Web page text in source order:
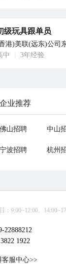
级玩具跟单员
港)美联(远东)公司
中
3年经验
企业推荐
佛山招聘 中山
宁波招聘 杭州
：9:00~12:00、
22888212
1922
客服中心>>